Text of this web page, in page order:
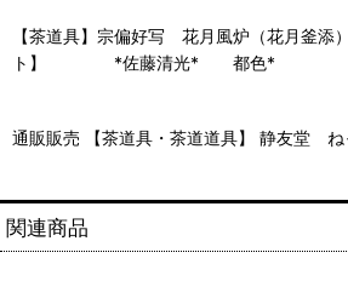
【茶道具】宗偏好写 花月風炉（花月釜添
ト】 *佐藤清光* 都色*
通販販売 【茶道具・茶道道具】 静友堂 ね
関連商品